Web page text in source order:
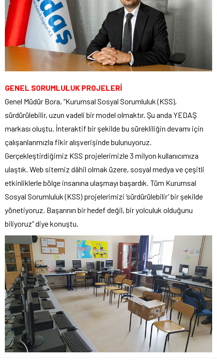
GENEL SORUMLULUK PROJELERİ
Genel Müdür Bora, “Kurumsal Sosyal Sorumluluk (KSS),
sürdürülebilir, uzun vadeli bir model olmaktır. Şu anda YEDAŞ
markası oluştu. İnteraktif bir şekilde bu sürekliliğin devamı için
çalışanlarımızla fikir alışverişinde bulunuyoruz.
Gerçekleştirdiğimiz KSS projelerimizle 3 milyon kullanıcımıza
ulaştık. Web sitemiz dâhil olmak üzere, sosyal medya ve çeşitli
etkinliklerle bölge insanına ulaşmayı başardık. Tüm Kurumsal
Sosyal Sorumluluk (KSS) projelerimizi ‘sürdürülebilir’ bir şekilde
yönetiyoruz. Başarının bir hedef değil, bir yolculuk olduğunu
biliyoruz” diye konuştu.